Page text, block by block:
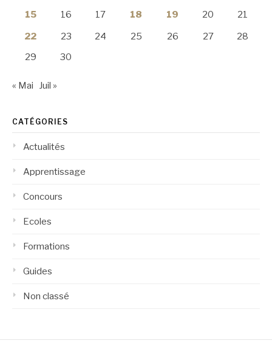
15
16 17 18 19 20
21
22
23 24 25 26 27
28
29
30
« Mai Juil »
CATÉGORIES
Actualités
Apprentissage
Concours
Ecoles
Formations
Guides
Non classé